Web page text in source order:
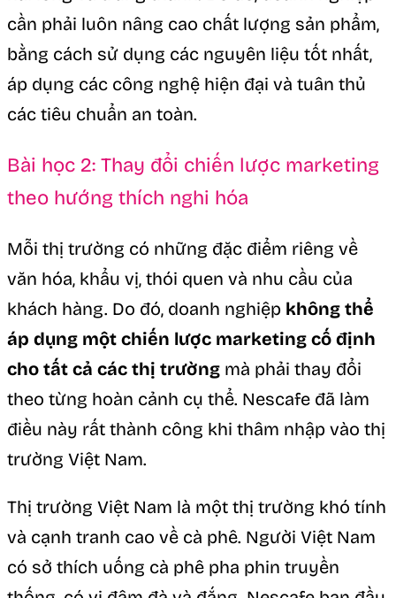
cần phải luôn nâng cao chất lượng sản phẩm,
bằng cách sử dụng các nguyên liệu tốt nhất,
áp dụng các công nghệ hiện đại và tuân thủ
các tiêu chuẩn an toàn.
Bài học 2: Thay đổi chiến lược marketing
theo hướng thích nghi hóa
Mỗi thị trường có những đặc điểm riêng về
văn hóa, khẩu vị, thói quen và nhu cầu của
khách hàng. Do đó, doanh nghiệp không thể
áp dụng một chiến lược marketing cố định
cho tất cả các thị trường mà phải thay đổi
theo từng hoàn cảnh cụ thể. Nescafe đã làm
điều này rất thành công khi thâm nhập vào thị
trường Việt Nam.
Thị trường Việt Nam là một thị trường khó tính
và cạnh tranh cao về cà phê. Người Việt Nam
có sở thích uống cà phê pha phin truyền